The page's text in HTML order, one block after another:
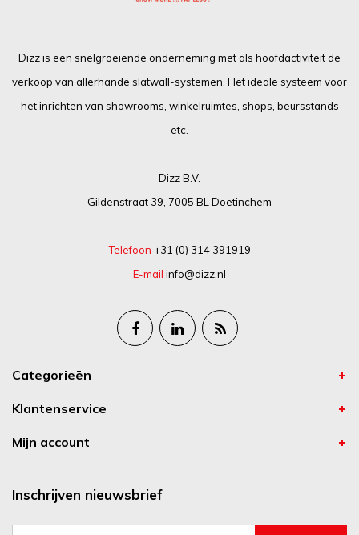
Dizz is een snelgroeiende onderneming met als hoofdactiviteit de
verkoop van allerhande slatwall-systemen. Het ideale systeem voor
het inrichten van showrooms, winkelruimtes, shops, beursstands
etc.
Dizz B.V.
Gildenstraat 39, 7005 BL Doetinchem
Telefoon +31 (0) 314 391919
E-mail info@dizz.nl
Categorieën
Klantenservice
Mijn account
Inschrijven nieuwsbrief